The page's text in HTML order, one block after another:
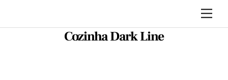
Cozinha Dark Line